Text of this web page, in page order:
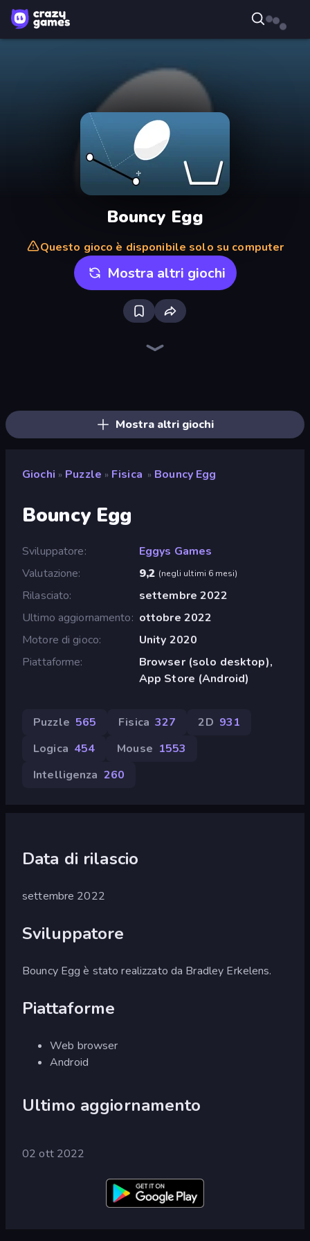
Bouncy Egg
Questo gioco è disponibile solo su computer
Mostra altri giochi
Mostra altri giochi
Giochi » Puzzle » Fisica » Bouncy Egg
Bouncy Egg
Sviluppatore
Eggys Games
Valutazione
9,2 (negli ultimi 6 mesi)
Rilasciato
settembre 2022
Ultimo aggiornamento
ottobre 2022
Motore di gioco
Unity 2020
Piattaforme
Browser (solo desktop),
App Store (Android)
Puzzle 565 Fisica 327 2D 931
Logica 454 Mouse 1553
Intelligenza 260
Data di rilascio
settembre 2022
Sviluppatore
Bouncy Egg è stato realizzato da Bradley Erkelens.
Piattaforme
Web browser
Android
Ultimo aggiornamento
02 ott 2022